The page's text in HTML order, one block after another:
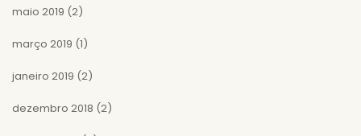
maio 2019 (2)
março 2019 (1)
janeiro 2019 (2)
dezembro 2018 (2)